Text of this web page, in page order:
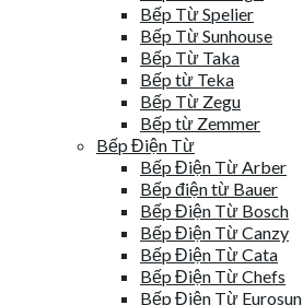
Bếp Từ Spelier
Bếp Từ Sunhouse
Bếp Từ Taka
Bếp từ Teka
Bếp Từ Zegu
Bếp từ Zemmer
Bếp Điện Từ
Bếp Điện Từ Arber
Bếp điện từ Bauer
Bếp Điện Từ Bosch
Bếp Điện Từ Canzy
Bếp Điện Từ Cata
Bếp Điện Từ Chefs
Bếp Điện Từ Eurosun